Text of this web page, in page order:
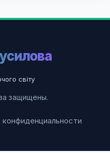
світу
защищены.
конфиденциальности